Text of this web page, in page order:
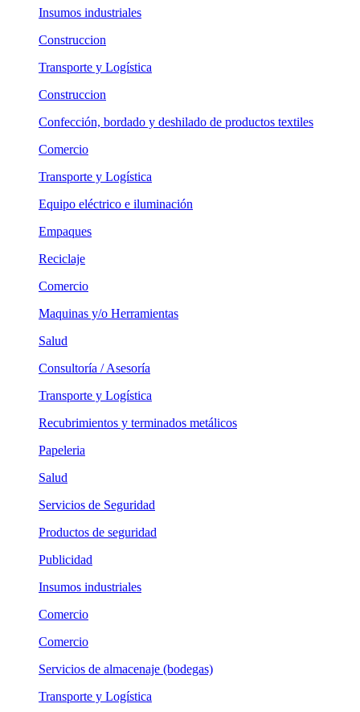
Insumos industriales
Construccion
Transporte y Logística
Construccion
Confección, bordado y deshilado de productos textiles
Comercio
Transporte y Logística
Equipo eléctrico e iluminación
Empaques
Reciclaje
Comercio
Maquinas y/o Herramientas
Salud
Consultoría / Asesoría
Transporte y Logística
Recubrimientos y terminados metálicos
Papeleria
Salud
Servicios de Seguridad
Productos de seguridad
Publicidad
Insumos industriales
Comercio
Comercio
Servicios de almacenaje (bodegas)
Transporte y Logística